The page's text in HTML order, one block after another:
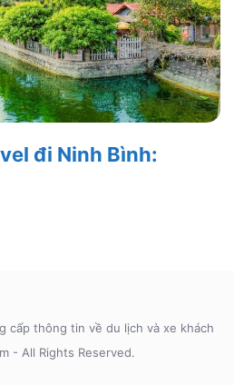
đi Ninh Bình:
cấp thông tin về du lịch và xe khách
- All Rights Reserved.